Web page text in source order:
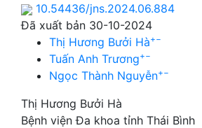
10.54436/jns.2024.06.884
Đã xuất bản 30-10-2024
Thị Hương Bưởi Hà+−
Tuấn Anh Trương+−
Ngọc Thành Nguyễn+−
Thị Hương Bưởi Hà
Bệnh viện Đa khoa tỉnh Thái Bình